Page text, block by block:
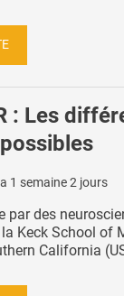
: Les
1 semaine 2 jours
par des
Keck School of
California